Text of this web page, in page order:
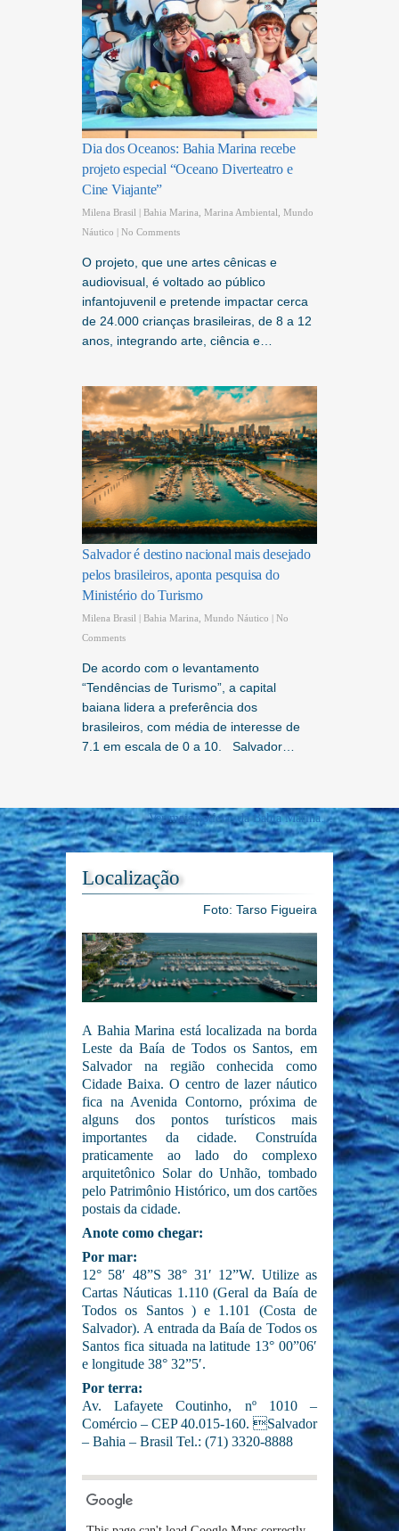
Dia dos Oceanos: Bahia Marina recebe
projeto especial “Oceano Diverteatro e
Cine Viajante”
Milena Brasil | Bahia Marina Marina Ambiental Mundo
Náutico | No Comments
O projeto, que une artes cênicas e
audiovisual, é voltado ao público
infantojuvenil e pretende impactar cerca
de 24.000 crianças brasileiras, de 8 a 12
anos, integrando arte, ciência e…
Salvador é destino nacional mais desejado
pelos brasileiros, aponta pesquisa do
Ministério do Turismo
Milena Brasil | Bahia Marina Mundo Náutico | No
Comments
De acordo com o levantamento
“Tendências de Turismo”, a capital
baiana lidera a preferência dos
brasileiros, com média de interesse de
7.1 em escala de 0 a 10. Salvador…
Ver mais notícias da Bahia Marina…
Localização
Foto: Tarso Figueira
A Bahia Marina está localizada na borda
Leste da Baía de Todos os Santos, em
Salvador na região conhecida como
Cidade Baixa. O centro de lazer náutico
fica na Avenida Contorno, próxima de
alguns dos pontos turísticos mais
importantes da cidade. Construída
praticamente ao lado do complexo
arquitetônico Solar do Unhão, tombado
pelo Patrimônio Histórico, um dos cartões
postais da cidade.
Anote como chegar:
Por mar:
12° 58′ 48”S 38° 31′ 12”W. Utilize as
Cartas Náuticas 1.110 (Geral da Baía de
Todos os Santos ) e 1.101 (Costa de
Salvador). A entrada da Baía de Todos os
Santos fica situada na latitude 13° 00”06′
e longitude 38° 32”5′.
Por terra:
Av. Lafayete Coutinho, nº 1010 –
Comércio – CEP 40.015-160. Salvador
– Bahia – Brasil Tel.: (71) 3320-8888